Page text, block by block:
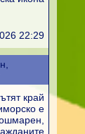
22:29
край
е